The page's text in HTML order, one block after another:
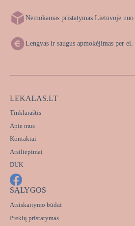
Nemokamas pristatymas Lietuvoje nuo
Lengvas ir saugus apmokėjimas per
LEKALAS.LT
Tinklaraštis
Apie mus
Kontaktai
Atsiliepimai
DUK
SĄLYGOS
Atsiskaitymo būdai
Prekių pristatymas